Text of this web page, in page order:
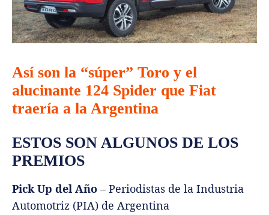
Así son la “súper” Toro y el
alucinante 124 Spider que Fiat
traería a la Argentina
ESTOS SON ALGUNOS DE LOS
PREMIOS
Pick Up del Año – Periodistas de la Industria
Automotriz (PIA) de Argentina